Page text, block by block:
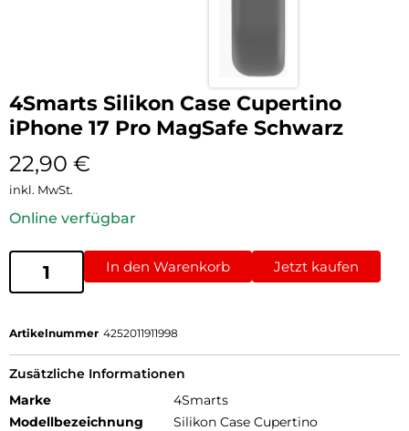
4Smarts Silikon Case Cupertino
iPhone 17 Pro MagSafe Schwarz
22,90 €
inkl. MwSt.
Online verfügbar
In den Warenkorb Jetzt kaufen
Artikelnummer 4252011911998
Zusätzliche Informationen
Marke
4Smarts
Modellbezeichnung
Silikon Case Cupertino